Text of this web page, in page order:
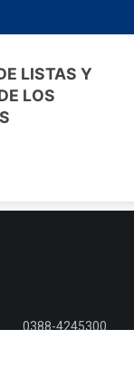
LISTAS Y
LOS
0388-4245300